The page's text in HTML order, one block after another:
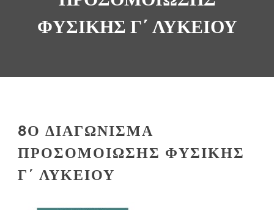
ΦΥΣΙΚΉΣ Γ΄ ΛΥΚΕΊΟΥ
8Ο ΔΙΑΓΏΝΙΣΜΑ
ΠΡΟΣΟΜΟΊΩΣΗΣ ΦΥΣΙΚΉΣ
Γ΄ ΛΥΚΕΊΟΥ